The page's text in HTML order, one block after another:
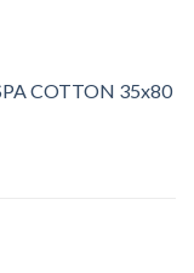
COTTON 35x80